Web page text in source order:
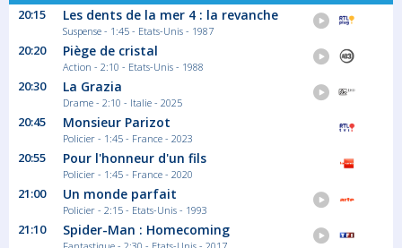
20:15 Les dents de la mer 4 : la revanche
Suspense - 1:45 - Etats-Unis - 1987
20:20 Piège de cristal
Action - 2:10 - Etats-Unis - 1988
20:30 La Grazia
Drame - 2:10 - Italie - 2025
20:45 Monsieur Parizot
Policier - 1:45 - France - 2023
20:55 Pour l'honneur d'un fils
Policier - 1:45 - France - 2020
21:00 Un monde parfait
Policier - 2:15 - Etats-Unis - 1993
21:10 Spider-Man : Homecoming